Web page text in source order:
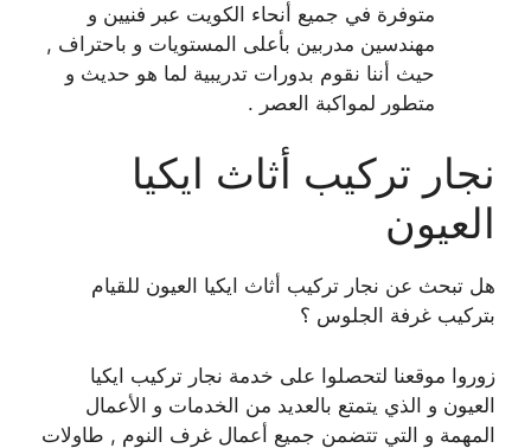
متوفرة في جميع أنحاء الكويت عبر فنيين و
مهندسين مدربين بأعلى المستويات و باحتراف ,
حيث أننا نقوم بدورات تدريبية لما هو حديث و
متطور لمواكبة العصر .
نجار تركيب أثاث ايكيا
العيون
هل تبحث عن نجار تركيب أثاث ايكيا العيون للقيام
بتركيب غرفة الجلوس ؟
زوروا موقعنا لتحصلوا على خدمة نجار تركيب ايكيا
العيون و الذي يتمتع بالعديد من الخدمات و الأعمال
المهمة و التي تتضمن جميع أعمال غرف النوم , طاولات